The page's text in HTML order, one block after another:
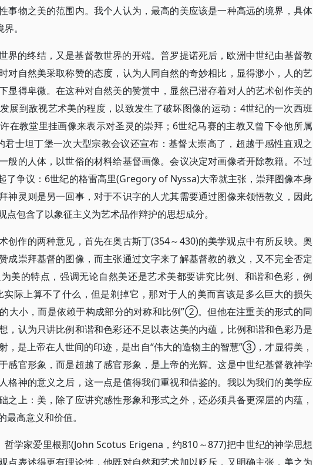
事物之美的范围内。我个人认为，最高的美应该是一种高远的境界，具体
。
界的终结，又是基督教世界的开端。普罗提诺死后，欧洲中世纪由基督教
对自然美采取称赞的态度，认为人同自然的奇妙相比，显得渺小，人的艺
显得卑微。在这种对自然美的赞赏中，显然已潜存着对人的艺术创作美的
展到敌视艺术美的程度，以致发生了破坏图像的运动：4世纪的一次西班
在教堂里挂画像来表示对圣灵的崇拜；6世纪马赛的主教又曾下令他所属
君士坦丁堡一次大型宗教会议还宣布：基督太崇高了，超越于感性直观之
般的人体，以世俗的材料给基督画像。会议决定对画像者开除教籍。不过
了争议：6世纪的格雷高里(Gregory of Nyssa)大帝就主张，崇拜图像本身
神灵则是另一回事，对于不识字的人尤其需要通过图像来领悟教义，因此
包含了以象征主义为艺术品作辩护的思想成分。
创作的两种意见，首先在奥古斯丁(354～430)的美学观点中有所反映。奥
成崇拜基督的图像，而主张通过文字来了解基督教的教义，又不完全否定
美的特点，强调无论自然美还是艺术美都要讲究比例、和谐和色彩，例
实际上算不了什么，但是剃掉它，那对于人的美而言该是多么巨大的损失
大小，而是依赖于构成部分的对称和比例”②。但他在注重美的形式的同
，认为只讲比例和谐和色彩还不足以表达美的内蕴，比例和谐和色彩乃是
，是上帝在人世间的印迹，是出自“伟大的造物主的智慧”③，才显得美，
感官形象，而是超越了感官形象，是上帝的光辉。这是中世纪基督教神学
格神的意义之后，这一点是值得我们重视和借鉴的。我以为我们的美学应
之上：美，除了应讲究感性形象和形式之外，还必须具备更深层的内蕴，
高意义和价值。
学家爱里根那(John Scotus Erigena，约810～877)把中世纪的神学思想
点表述得更有理论性，他既对自然和艺术加以贬斥，又明确主张，美之为